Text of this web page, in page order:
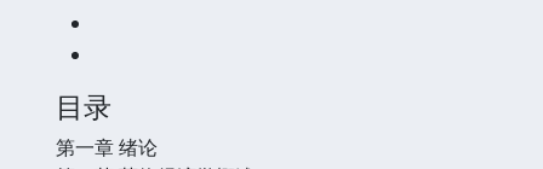
目录
第一章 绪论